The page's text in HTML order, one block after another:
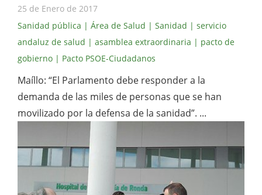
25 de Enero de 2017
Sanidad pública | Área de Salud | Sanidad | servicio
andaluz de salud | asamblea extraordinaria | pacto de
gobierno | Pacto PSOE-Ciudadanos
Maíllo: “El Parlamento debe responder a la
demanda de las miles de personas que se han
movilizado por la defensa de la sanidad”. ...